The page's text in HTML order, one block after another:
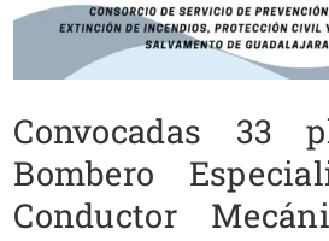
Convocadas 33
Bombero
Conductor